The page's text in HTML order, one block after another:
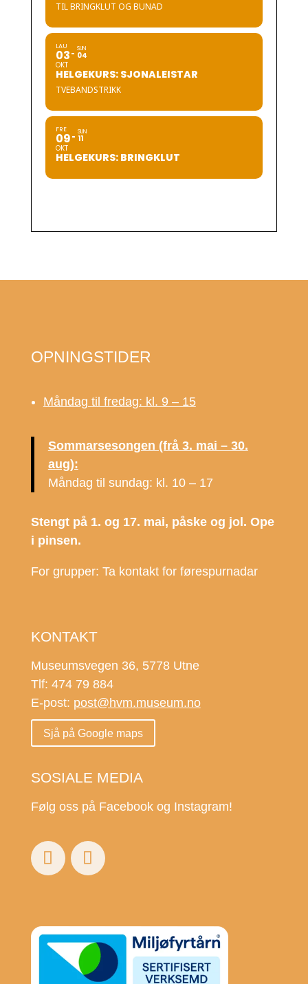
TIL BRINGKLUT OG BUNAD
LAU
03
OKT
SUN
04
HELGEKURS: SJONALEISTAR
TVEBANDSTRIKK
FRE
09
OKT
SUN
11
HELGEKURS: BRINGKLUT
OPNINGSTIDER
Måndag til fredag: kl. 9 – 15
Sommarsesongen (frå 3. mai – 30.
aug):
Måndag til sundag: kl. 10 – 17
Stengt på 1. og 17. mai, påske og jol. Ope
i pinsen.
For grupper: Ta kontakt for førespurnadar
KONTAKT
Museumsvegen 36, 5778 Utne
Tlf: 474 79 884
E-post: post@hvm.museum.no
Sjå på Google maps
SOSIALE MEDIA
Følg oss på Facebook og Instagram!